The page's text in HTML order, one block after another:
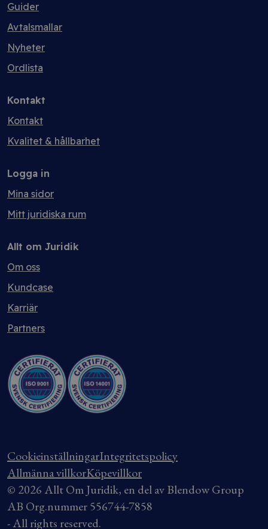
Guider
Avtalsmallar
Nyheter
Ordlista
Kontakt
Kontakt
Kvalitet & hållbarhet
Logga in
Mina sidor
Mitt juridiska rum
Allt om Juridik
Om oss
Kundcase
Karriär
Partners
CookieinställningarIntegritetspolicy
Allmänna villkorKöpevillkor
© 2026 Allt Om Juridik, en del av Blendow Group
AB Org.nummer 556744-7858
- All rights reserved.